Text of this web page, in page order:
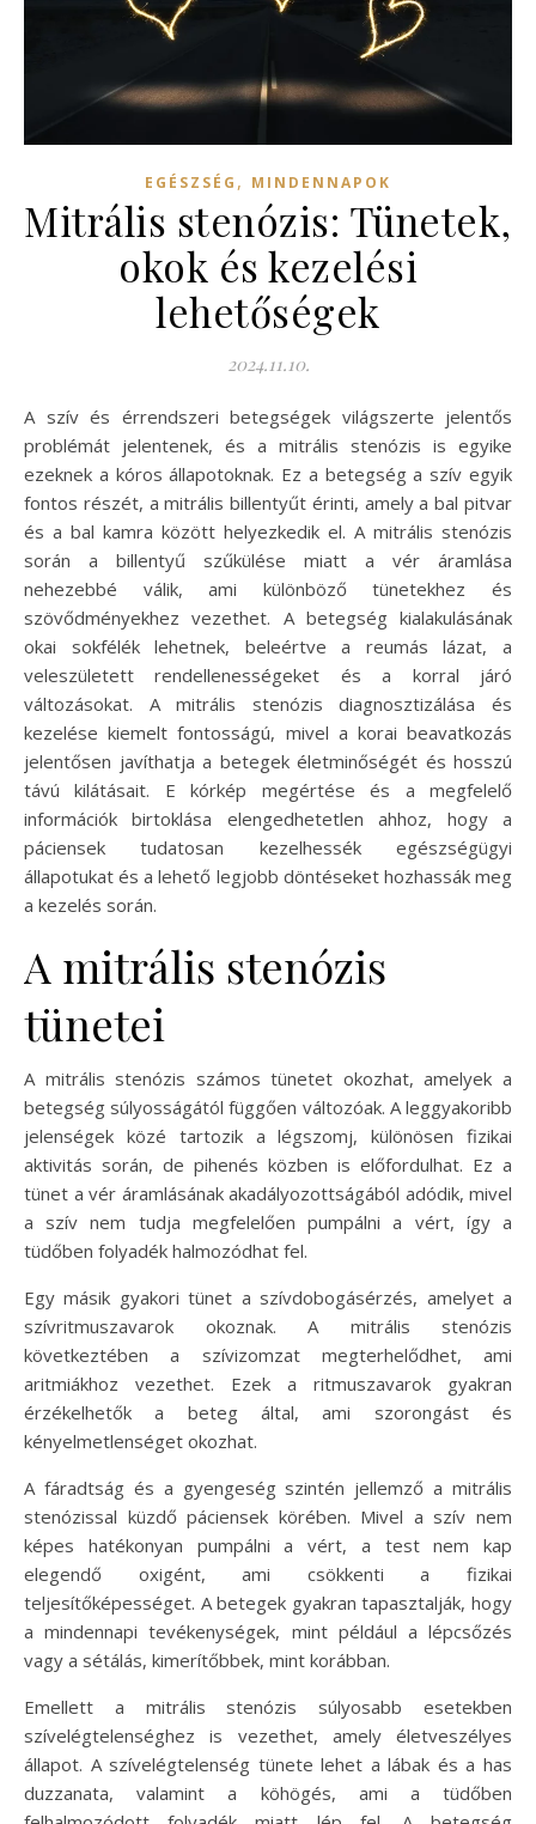
EGÉSZSÉG , MINDENNAPOK
Mitrális stenózis: Tünetek,
okok és kezelési
lehetőségek
2024.11.10.
A szív és érrendszeri betegségek világszerte jelentős
problémát jelentenek, és a mitrális stenózis is egyike
ezeknek a kóros állapotoknak. Ez a betegség a szív egyik
fontos részét, a mitrális billentyűt érinti, amely a bal pitvar
és a bal kamra között helyezkedik el. A mitrális stenózis
során a billentyű szűkülése miatt a vér áramlása
nehezebbé válik, ami különböző tünetekhez és
szövődményekhez vezethet. A betegség kialakulásának
okai sokfélék lehetnek, beleértve a reumás lázat, a
veleszületett rendellenességeket és a korral járó
változásokat. A mitrális stenózis diagnosztizálása és
kezelése kiemelt fontosságú, mivel a korai beavatkozás
jelentősen javíthatja a betegek életminőségét és hosszú
távú kilátásait. E kórkép megértése és a megfelelő
információk birtoklása elengedhetetlen ahhoz, hogy a
páciensek tudatosan kezelhessék egészségügyi
állapotukat és a lehető legjobb döntéseket hozhassák meg
a kezelés során.
A mitrális stenózis
tünetei
A mitrális stenózis számos tünetet okozhat, amelyek a
betegség súlyosságától függően változóak. A leggyakoribb
jelenségek közé tartozik a légszomj, különösen fizikai
aktivitás során, de pihenés közben is előfordulhat. Ez a
tünet a vér áramlásának akadályozottságából adódik, mivel
a szív nem tudja megfelelően pumpálni a vért, így a
tüdőben folyadék halmozódhat fel.
Egy másik gyakori tünet a szívdobogásérzés, amelyet a
szívritmuszavarok okoznak. A mitrális stenózis
következtében a szívizomzat megterhelődhet, ami
aritmiákhoz vezethet. Ezek a ritmuszavarok gyakran
érzékelhetők a beteg által, ami szorongást és
kényelmetlenséget okozhat.
A fáradtság és a gyengeség szintén jellemző a mitrális
stenózissal küzdő páciensek körében. Mivel a szív nem
képes hatékonyan pumpálni a vért, a test nem kap
elegendő oxigént, ami csökkenti a fizikai
teljesítőképességet. A betegek gyakran tapasztalják, hogy
a mindennapi tevékenységek, mint például a lépcsőzés
vagy a sétálás, kimerítőbbek, mint korábban.
Emellett a mitrális stenózis súlyosabb esetekben
szívelégtelenséghez is vezethet, amely életveszélyes
állapot. A szívelégtelenség tünete lehet a lábak és a has
duzzanata, valamint a köhögés, ami a tüdőben